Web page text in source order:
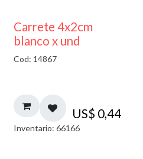
Carrete 4x2cm
blanco x und
Cod: 14867
US$ 0,44
Inventario: 66166